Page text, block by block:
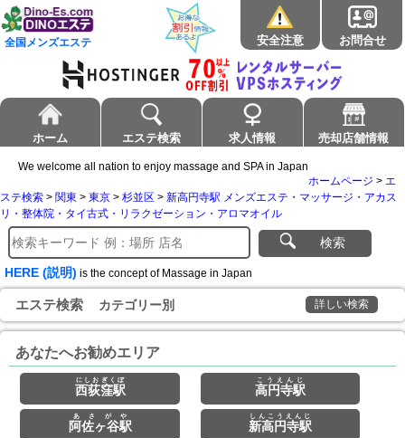
全国メンズエステ 安全注意 お問合せ
ホーム エステ検索 求人情報 売却店舗情報
We welcome all nation to enjoy massage and SPA in Japan
ホームページ > エ
ステ検索 > 関東 > 東京 > 杉並区 > 新高円寺駅 メンズエステ・マッサージ・アカス
リ・整体院・タイ古式・リラクゼーション・アロマオイル
検索
HERE (説明) is the concept of Massage in Japan
エステ検索 カテゴリー別 詳しい検索
あなたへお勧めエリア
西荻窪駅
にしおぎくぼ
高円寺駅
こうえんじ
阿佐ヶ谷駅
あさがや
新高円寺駅
しんこうえんじ